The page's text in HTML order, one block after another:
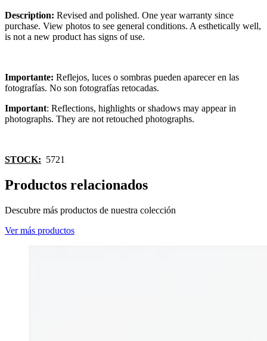
Description: Revised and polished. One year warranty since
purchase. View photos to see general conditions. A esthetically well,
is not a new product has signs of use.
Importante: Reflejos, luces o sombras pueden aparecer en las
fotografías. No son fotografías retocadas.
Important: Reflections, highlights or shadows may appear in
photographs. They are not retouched photographs.
STOCK: 5721
Productos relacionados
Descubre más productos de nuestra colección
Ver más productos